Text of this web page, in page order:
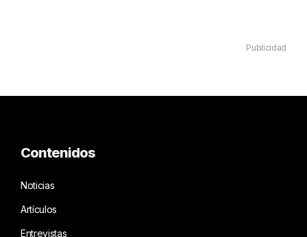
Publicidad
Contenidos
Noticias
Artículos
Entrevistas